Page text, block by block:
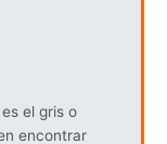
el gris o
encontrar